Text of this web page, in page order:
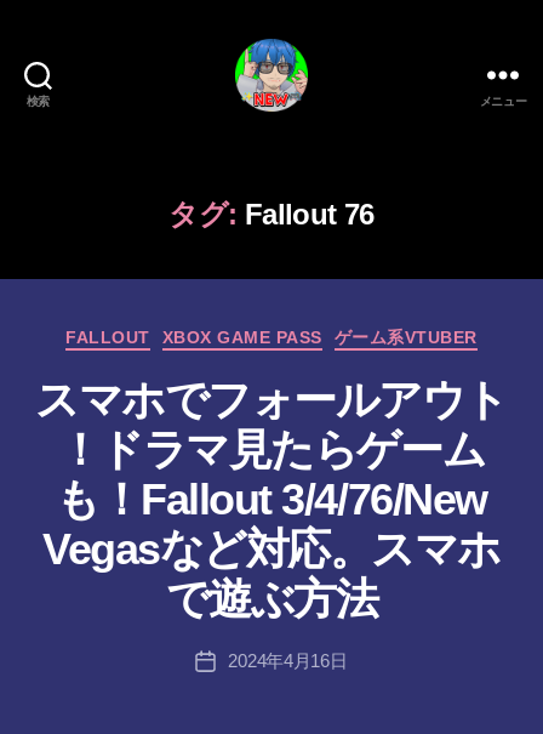
検索
ー
ム/
ジ
ッ
系
VTuber
さ
む
げ
た
ん
メニュー
タグ: Fallout 76
カ
ゴ
リ
ー
FALLOUT XBOX GAME PASS ゲーム系VTUBER
スマホでフォールアウト
！ドラマ見たらゲーム
も！Fallout 3/4/76/New
Vegasなど対応。スマホ
で遊ぶ方法
投
稿
作
成
者
a
投
2024年4月16日